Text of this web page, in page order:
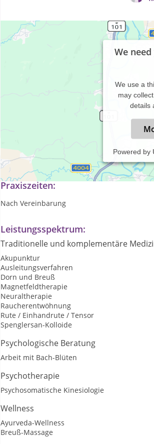
We
We use a
may
details
Powered by
Ganzheitliche Heilverfahren
Praxiszeiten:
Nach Vereinbarung
Leistungsspektrum:
Traditionelle und komplementäre
Akupunktur
Ausleitungsverfahren
Dorn und Breuß
Magnetfeldtherapie
Neuraltherapie
Raucherentwöhnung
Rute / Einhandrute / Tensor
Spenglersan-Kolloide
Psychologische Beratung
Arbeit mit Bach-Blüten
Psychotherapie
Psychosomatische Kinesiologie
Wellness
Ayurveda-Wellness
Breuß-Massage